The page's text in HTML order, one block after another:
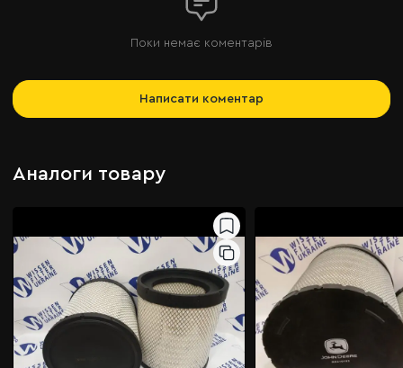
Поки немає коментарів
Написати коментар
Аналоги товару